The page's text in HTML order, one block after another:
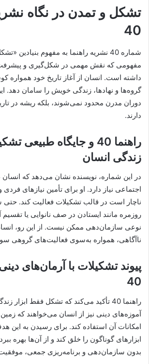
تشکل و تمدن در نگاه
40
شماره 40 نشریه راهنما به مفهوم بنیادین
مفهومی که نقش مهمی در شکل‌گیری و
داشته است. انسان از آغاز تاریخ خود همواره
گروه‌ها و نهادها، زندگی خویش را سامان دهد.
دوران مدرن محدود نمی‌شوند، بلکه ریشه در
دارند.
راهنما 40 و جایگاه طبیعی
زندگی انسان
در این شماره، نویسنده نشان می‌دهد که انسان
اجتماعی نیاز دارد. او برای تأمین نیازهای
ناچار است در قالب تشکیلات فعالیت کند. حتی
روزمره مانند ایستادن در صف نانوایی یا
نوعی سازمان‌دهی ممکن نیست. از این رو،
ناآگاهی، همواره به‌سوی فعالیت‌های گروهی
پیوند تشکیلات با آرمان‌های
40
راهنما 40 تأکید می‌کند که تشکل فقط
آموزه‌های دینی نیز از انسان می‌خواهند که زمین
امکانات آن استفاده کند. برای رسیدن به این
ابزارهای گوناگون را خلق کند و از آن‌ها بهره
بدون سازمان‌دهی و برنامه‌ریزی جمعی،